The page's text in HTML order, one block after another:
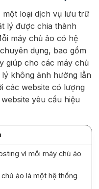
một loại dịch vụ lưu trữ
lý được chia thành
máy chủ ảo có hệ
dụng, bao gồm
giúp cho các máy chủ
không ảnh hưởng lẫn
các website có lượng
yêu cầu hiệu
vì mỗi máy chủ ảo
ảo là một hệ thống